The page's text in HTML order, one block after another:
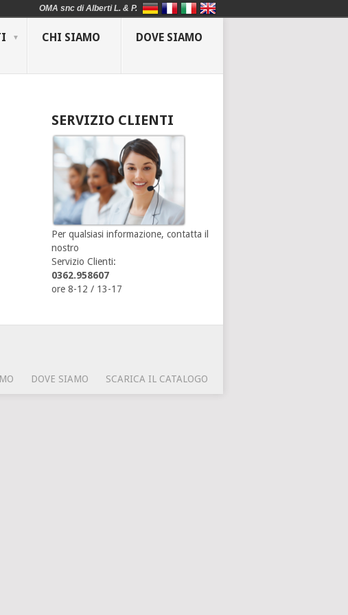
CHI SIAMO DOVE SIAMO
SERVIZIO CLIENTI
Per qualsiasi informazione, contatta il
nostro
Servizio Clienti:
0362.958607
ore 8-12 / 13-17
DOVE SIAMO SCARICA IL CATALOGO
OMA snc di Alberti L. & P.